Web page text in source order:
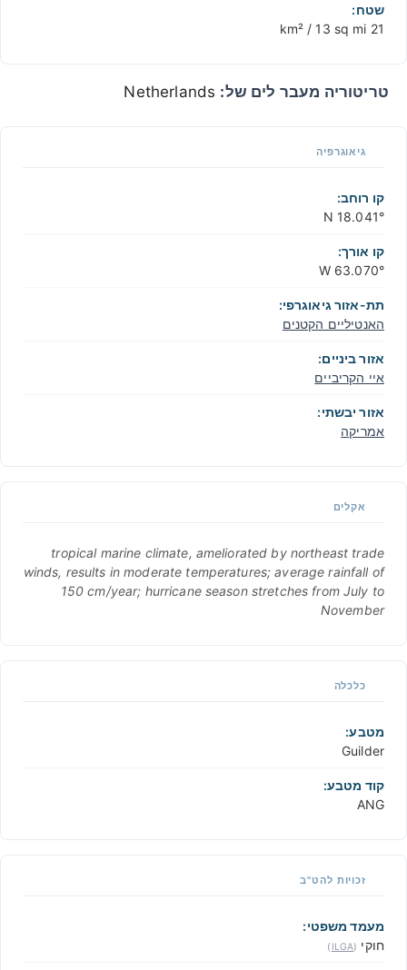
שטח:
21 km² / 13 sq mi
טריטוריה מעבר לים של:
גיאוגרפיה
קו רוחב:
18.041° N
קו אורך:
63.070° W
תת-אזור גיאוגרפי:
האנטיליים הקטנים
אזור ביניים:
איי הקריביים
אזור יבשתי:
אמריקה
אקלים
tropical marine climate, ameliorated by northeast trade
winds, results in moderate temperatures; average rainfall of
150 cm/year; hurricane season stretches from July to
November
כלכלה
מטבע:
Guilder
קוד מטבע:
ANG
זכויות להט"ב
מעמד משפטי:
חוקי (
ILGA
)